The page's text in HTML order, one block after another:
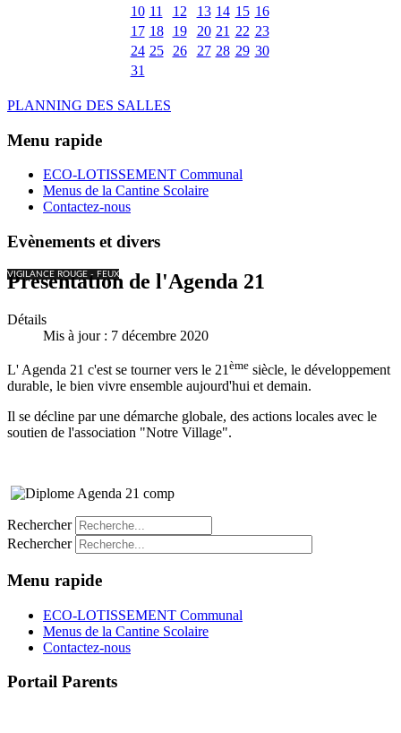
10 11 12 13 14 15 16
17 18 19 20 21 22 23
24 25 26 27 28 29 30
31
PLANNING DES SALLES
Menu rapide
ECO-LOTISSEMENT Communal
Menus de la Cantine Scolaire
Contactez-nous
Evènements et divers
VIGILANCE ROUGE - FEUX
Présentation de l'Agenda 21
Détails
Mis à jour : 7 décembre 2020
L' Agenda 21 c'est se tourner vers le 21 ème siècle, le développement
durable, le bien vivre ensemble aujourd'hui et demain.
Il se décline par une démarche globale, des actions locales avec le
soutien de l'association "Notre Village".
Rechercher
Rechercher
Menu rapide
ECO-LOTISSEMENT Communal
Menus de la Cantine Scolaire
Contactez-nous
Portail Parents